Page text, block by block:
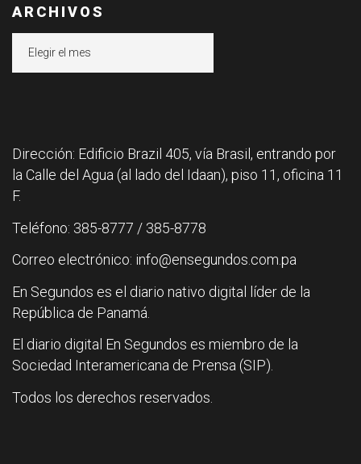
ARCHIVOS
Dirección: Edificio Brazil 405, vía Brasil, entrando por
la Calle del Agua (al lado del Idaan), piso 11, oficina 11
F.
Teléfono: 385-8777 / 385-8778
Correo electrónico: info@ensegundos.com.pa
En Segundos es el diario nativo digital líder de la
República de Panamá.
El diario digital En Segundos es miembro de la
Sociedad Interamericana de Prensa (SIP).
Todos los derechos reservados.